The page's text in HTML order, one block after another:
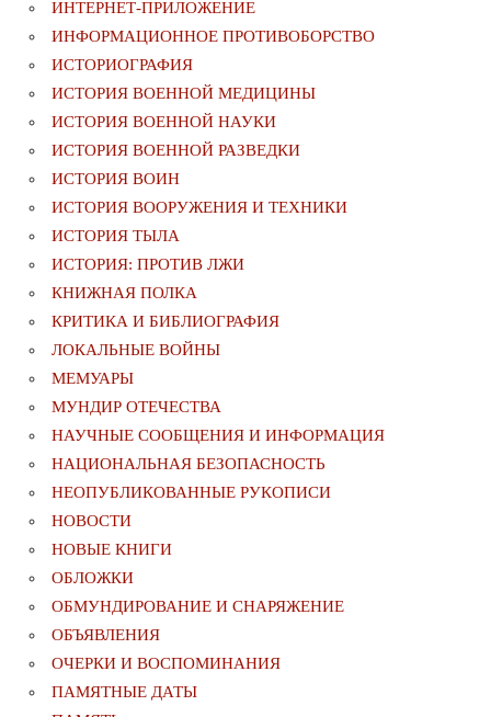
ИНТЕРНЕТ-ПРИЛОЖЕНИЕ
ИНФОРМАЦИОННОЕ ПРОТИВОБОРСТВО
ИСТОРИОГРАФИЯ
ИСТОРИЯ ВОЕННОЙ МЕДИЦИНЫ
ИСТОРИЯ ВОЕННОЙ НАУКИ
ИСТОРИЯ ВОЕННОЙ РАЗВЕДКИ
ИСТОРИЯ ВОИН
ИСТОРИЯ ВООРУЖЕНИЯ И ТЕХНИКИ
ИСТОРИЯ ТЫЛА
ИСТОРИЯ: ПРОТИВ ЛЖИ
КНИЖНАЯ ПОЛКА
КРИТИКА И БИБЛИОГРАФИЯ
ЛОКАЛЬНЫЕ ВОЙНЫ
МЕМУАРЫ
МУНДИР ОТЕЧЕСТВА
НАУЧНЫЕ СООБЩЕНИЯ И ИНФОРМАЦИЯ
НАЦИОНАЛЬНАЯ БЕЗОПАСНОСТЬ
НЕОПУБЛИКОВАННЫЕ РУКОПИСИ
НОВОСТИ
НОВЫЕ КНИГИ
ОБЛОЖКИ
ОБМУНДИРОВАНИЕ И СНАРЯЖЕНИЕ
ОБЪЯВЛЕНИЯ
ОЧЕРКИ И ВОСПОМИНАНИЯ
ПАМЯТНЫЕ ДАТЫ